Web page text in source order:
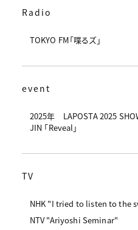
Radio
TOKYO FM「喋るズ」
event
2025年 LAPOSTA 2025
JIN 「Reveal」
TV
NHK "I tried to listen to the
NTV "Ariyoshi Seminar"